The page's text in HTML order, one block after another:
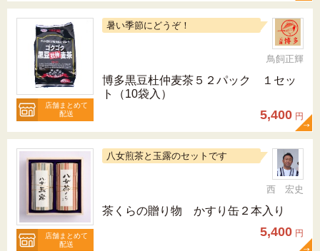
店舗まとめて
配送
暑い季節にどうぞ！
鳥飼正輝
博多黒豆杜仲麦茶５２パック １セッ
ト（10袋入）
5,400 円
店舗まとめて
配送
八女煎茶と玉露のセットです
西 宏史
茶くらの贈り物 かすり缶２本入り
5,400 円